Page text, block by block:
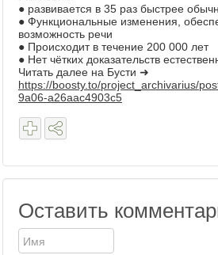
● развивается в 35 раз быстрее
● Функциональные изменения,
возможность речи
● Происходит в течение 200 000 лет
● Нет чётких доказательств
Читать далее на Бусти ➜
https://boosty.to/project_archivarius/
9a06-a26aac4903c5
Оставить